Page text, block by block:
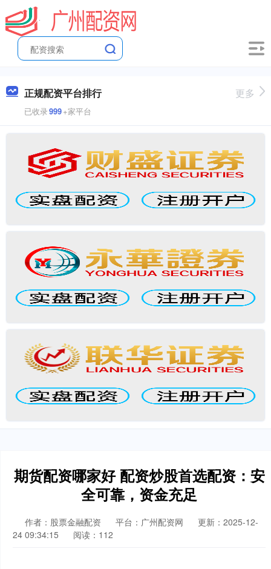
正规配资平台排行
已收录999+家平台
更多
期货配资哪家好 配资炒股首选配资：安
全可靠，资金充足
作者：股票金融配资 平台：广州配资网
更新：2025-12-
24 09:34:15
阅读：112